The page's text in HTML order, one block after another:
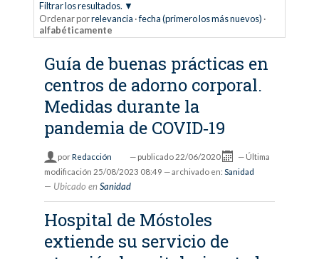
Filtrar los resultados.
Ordenar porrelevancia ·fecha (primero los más nuevos) ·
alfabéticamente
Guía de buenas prácticas en
centros de adorno corporal.
Medidas durante la
pandemia de COVID‐19
porRedacción — publicado 22/06/2020 — Última
modificación 25/08/2023 08:49 — archivado en: Sanidad
Ubicado en Sanidad
Hospital de Móstoles
extiende su servicio de